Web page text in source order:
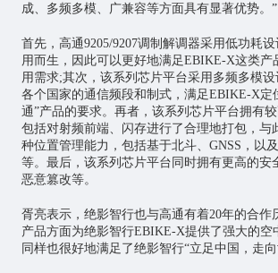
成、多频多模、广兼容等方面具有显著优势。”
首先，高通9205/9207调制解调器采用低功耗
用而生，因此可以更好地满足EBIKE-X这类产
用需求;其次，该系列芯片平台采用多频多模
各个国家的通信频段和制式，满足EBIKE-X定
通”产品的要求。再者，该系列芯片平台拥有
包括对射频前端、闪存进行了合理地打包，与
种位置管理能力，包括基于北斗、GNSS，以
等。最后，该系列芯片平台同时拥有更高的安
恶意篡改等。
胥亮表示，绝影智行也与高通有着20年的合作
产品方面为绝影智行EBIKE-X提供了强大的空
同样也很好地满足了绝影智行“立足中国，走向